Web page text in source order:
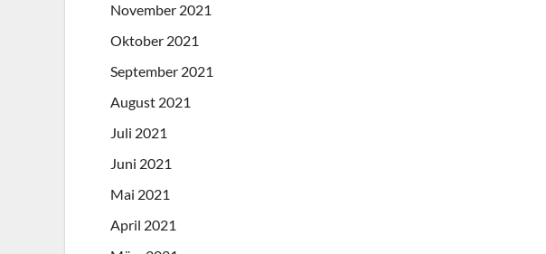
November 2021
Oktober 2021
September 2021
August 2021
Juli 2021
Juni 2021
Mai 2021
April 2021